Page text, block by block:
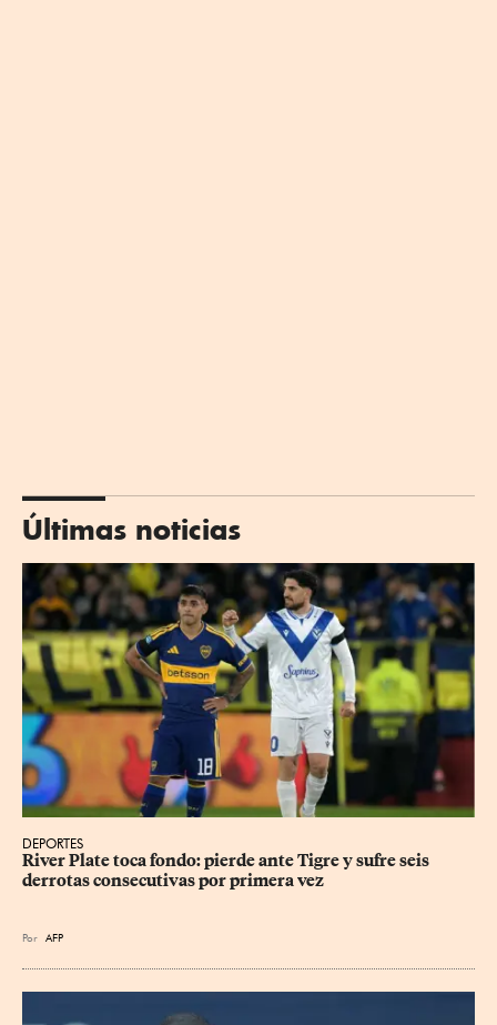
Últimas noticias
DEPORTES
River Plate toca fondo: pierde ante Tigre y sufre seis
derrotas consecutivas por primera vez
Por AFP